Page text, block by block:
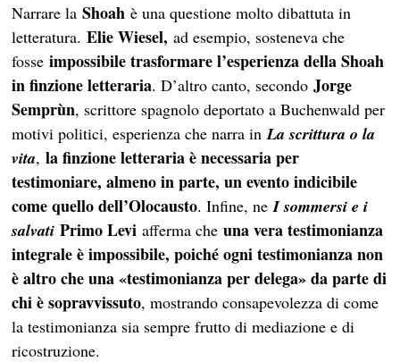
Narrare laShoah è una questione molto dibattuta in
letteratura.Elie Wiesel,ad esempio, sosteneva che
fosseimpossibile trasformare l’esperienza della Shoah
in finzione letteraria. D’altro canto, secondoJorge
Semprùn, scrittore spagnolo deportato a Buchenwald per
motivi politici, esperienza che narra inLa scrittura o la
vita,la finzione letteraria è necessaria per
testimoniare, almeno in parte, un evento indicibile
come quello dell’Olocausto. Infine, neI sommersi e i
salvatiPrimo Levi afferma cheuna vera testimonianza
integrale è impossibile, poiché ogni testimonianza non
è altro che una «testimonianza per delega» da parte di
chi è sopravvissuto, mostrando consapevolezza di come
la testimonianza sia sempre frutto di mediazione e di
ricostruzione.